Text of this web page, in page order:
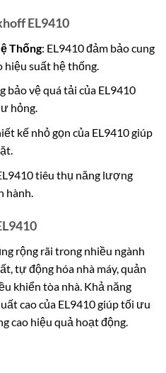
EL9410
Thống: EL9410 đảm bảo cung
hiệu suất hệ thống.
bảo vệ quá tải của EL9410
hỏng.
kế nhỏ gọn của EL9410 giúp
tiêu thụ năng lượng
hành.
rộng rãi trong nhiều ngành
tự động hóa nhà máy, quản
khiển tòa nhà. Khả năng
cao của EL9410 giúp tối ưu
cao hiệu quả hoạt động.